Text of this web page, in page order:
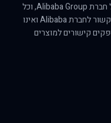
הסימן AliExpress הוא סימן מסחר רשום של חברת Alibaba Group, וכל
הזכויות הנוגעות לו שמורות לה. אתר זה אינו קשור לחברת Alibaba ואינו
קישורים למוצרים